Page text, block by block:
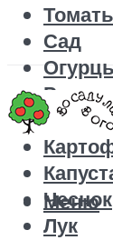
Сад
Перец
Чеснок
Лук
Меню